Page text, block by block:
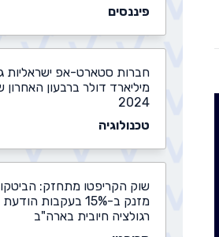
פיננסים
חברות סטארט-אפ ישראליות
מיליארד דולר ברבעון האחרון
2024
טכנולוגיה
שוק הקריפטו מתחזק:
מזנק ב-15% בעקבות הודעת
רגולציה חיובית בארה"ב